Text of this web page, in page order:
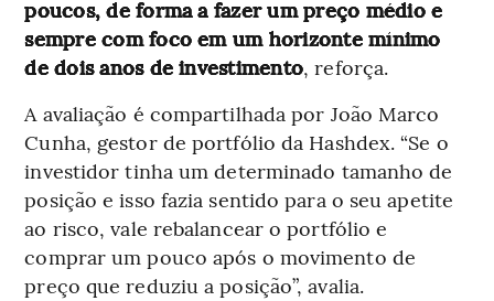
poucos, de forma a fazer um preço médio e
sempre com foco em um horizonte mínimo
de dois anos de investimento, reforça.
A avaliação é compartilhada por João Marco
Cunha, gestor de portfólio da Hashdex. “Se o
investidor tinha um determinado tamanho de
posição e isso fazia sentido para o seu apetite
ao risco, vale rebalancear o portfólio e
comprar um pouco após o movimento de
preço que reduziu a posição”, avalia.